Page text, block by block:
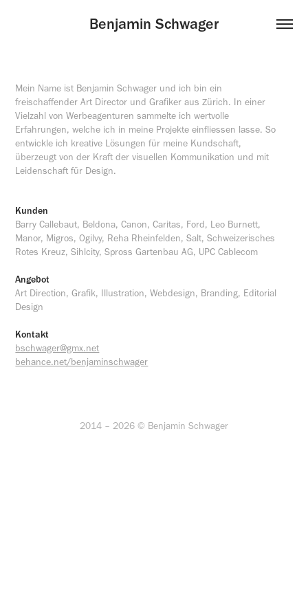
Benjamin Schwager
Mein Name ist Benjamin Schwager und ich bin ein
freischaffender Art Director und Grafiker aus Zürich. In einer
Vielzahl von Werbeagenturen sammelte ich wertvolle
Erfahrungen, welche ich in meine Projekte einfliessen lasse. So
entwickle ich kreative Lösungen für meine Kundschaft,
überzeugt von der Kraft der visuellen Kommunikation und mit
Leidenschaft für Design.
Kunden
Barry Callebaut, Beldona, Canon, Caritas, Ford, Leo Burnett,
Manor, Migros, Ogilvy, Reha Rheinfelden, Salt, Schweizerisches
Rotes Kreuz, Sihlcity, Spross Gartenbau AG, UPC Cablecom
Angebot
Art Direction, Grafik, Illustration, Webdesign, Branding, Editorial
Design
Kontakt
bschwager@gmx.net
behance.net/benjaminschwager
2014 – 2026 © Benjamin Schwager